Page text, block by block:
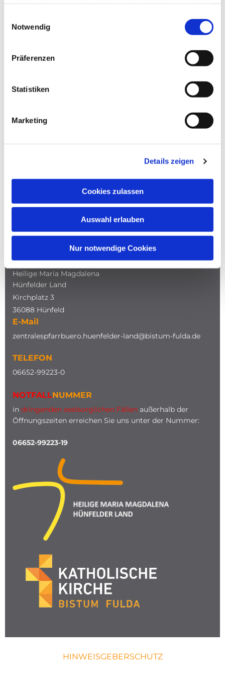
Notwendig
Präferenzen
Statistiken
Marketing
Details zeigen
Cookies zulassen
Auswahl erlauben
Nur notwendige Cookies
NAVIGATION
Katholische Kirche
Heilige Maria Magdalena
Hünfelder Land
Kirchplatz 3
36088 Hünfeld
E-Mail
zentralespfarrbuero.huenfelder-land@bistum-fulda.de
TELEFON
06652-99223-0
NOTFALLNUMMER
in dringenden seelsorglichen Fällen außerhalb der
Öffnungszeiten erreichen Sie uns unter der Nummer:
06652-99223-19
HINWEISGEBERSCHUTZ